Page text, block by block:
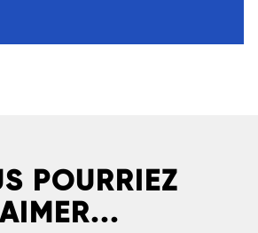
POURRIEZ
AIMER...